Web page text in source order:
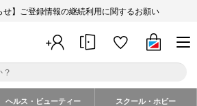
せ】ご登録情報の継続利用に関するお願い
ヘルス・ビューティー スクール・ホビー